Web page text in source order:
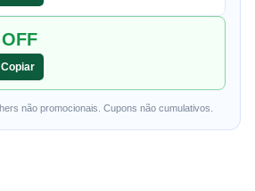
Copiar
não promocionais. Cupons não cumulativos.